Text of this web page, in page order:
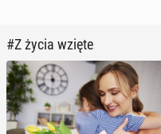
#Z życia wzięte